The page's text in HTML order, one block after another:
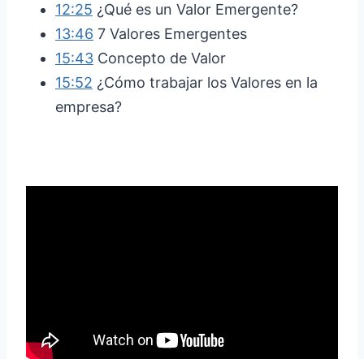
12:25 ¿Qué es un Valor Emergente?
13:46 7 Valores Emergentes
15:43 Concepto de Valor
15:52 ¿Cómo trabajar los Valores en la
empresa?